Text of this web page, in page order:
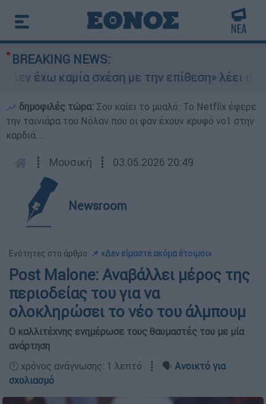
BREAKING NEWS:
έχω καμία σχέση με την επίθεση» λέει η
δημοφιλές τώρα: Σου καίει το μυαλό: Το Netflix έφερε
την ταινιάρα του Νόλαν που οι φαν έχουν κρυφό νο1 στην
καρδιά...
┋ Μουσική ┋ 03.05.2026 20:49
Newsroom
Ενότητες στο άρθρο: 📌 «Δεν είμαστε ακόμα έτοιμοι»
Post Malone: Αναβάλλει μέρος της
περιοδείας του για να
ολοκληρώσει το νέο του άλμπουμ
Ο καλλιτέχνης ενημέρωσε τους θαυμαστές του με μία
ανάρτηση
🕛 χρόνος ανάγνωσης: 1 λεπτό ┋ 🗣️ Ανοικτό για
σχολιασμό